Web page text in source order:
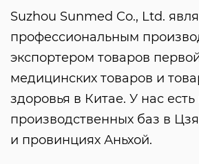
Suzhou Sunmed Co., Ltd.
профессиональным
экспортером товаров
медицинских товаров и
здоровья в Китае. У нас есть
производственных баз в
и провинциях Аньхой.